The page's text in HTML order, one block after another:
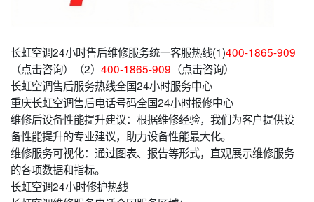
长虹空调24小时售后维修服务统一客服热线(1)400-1865-909
（点击咨询）（2） 400-1865-909 （点击咨询）
长虹空调售后服务热线全国24小时服务中心
重庆长虹空调售后电话号码全国24小时报修中心
维修后设备性能提升建议：根据维修经验，我们为客户提供设
备性能提升的专业建议，助力设备性能最大化。
维修服务可视化：通过图表、报告等形式，直观展示维修服务
的各项数据和指标。
长虹空调24小时修护热线